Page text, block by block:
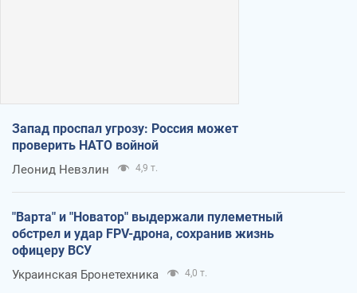
Запад проспал угрозу: Россия может
проверить НАТО войной
Леонид Невзлин 4,9 т.
"Варта" и "Новатор" выдержали пулеметный
обстрел и удар FPV-дрона, сохранив жизнь
офицеру ВСУ
Украинская Бронетехника 4,0 т.